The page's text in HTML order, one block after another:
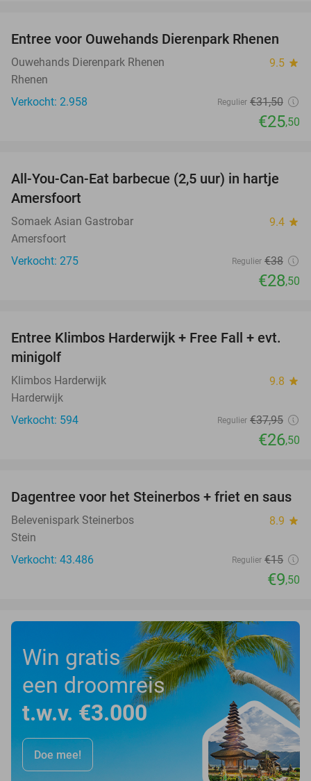
19%
Entree voor Ouwehands Dierenpark Rhenen
Ouwehands Dierenpark Rhenen 9.5 star
Rhenen
Verkocht: 2.958
Regulier €31,50
€25,50
25%
All-You-Can-Eat barbecue (2,5 uur) in hartje
Amersfoort
Somaek Asian Gastrobar 9.4 star
Amersfoort
Verkocht: 275
Regulier €38
€28,50
30%
Entree Klimbos Harderwijk + Free Fall + evt.
minigolf
Klimbos Harderwijk 9.8 star
Harderwijk
Verkocht: 594
Regulier €37,95
€26,50
37%
Dagentree voor het Steinerbos + friet en saus
Belevenispark Steinerbos 8.9 star
Stein
Verkocht: 43.486
Regulier €15
€9,50
Win gratis
een droomreis
t.w.v. €3.000
Doe mee!